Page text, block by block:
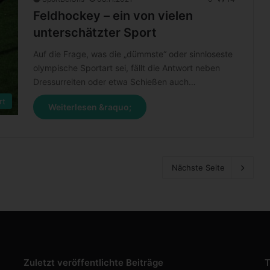
Feldhockey – ein von vielen
unterschätzter Sport
Auf die Frage, was die „dümmste“ oder sinnloseste
olympische Sportart sei, fällt die Antwort neben
Dressurreiten oder etwa Schießen auch…
Weiterlesen &raquo;
Nächste Seite
Zuletzt veröffentlichte Beiträge